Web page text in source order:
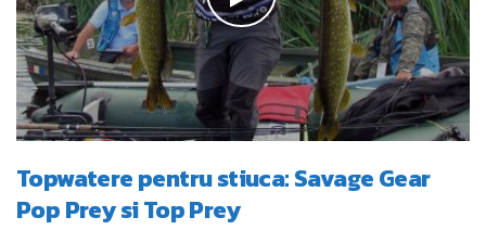
Topwatere pentru stiuca: Savage Gear
Pop Prey si Top Prey